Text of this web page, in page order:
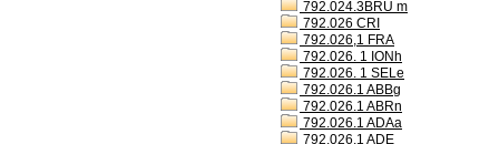
792.024.3BRU m
792.026 CRI
792.026,1 FRA
792.026. 1 IONh
792.026. 1 SELe
792.026.1 ABBg
792.026.1 ABRn
792.026.1 ADAa
792.026.1 ADE